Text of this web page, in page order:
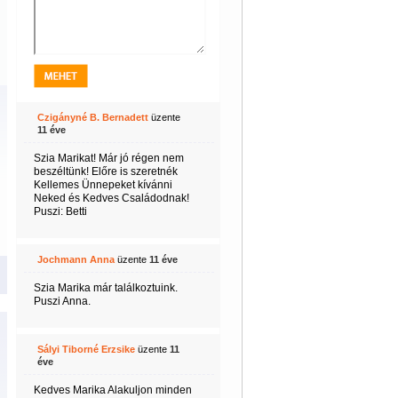
Czigányné B. Bernadettüzente
11 éve
Szia Marikat! Már jó régen nem
beszéltünk! Előre is szeretnék
Kellemes Ünnepeket kívánni
Neked és Kedves Családodnak!
Puszi: Betti
Jochmann Annaüzente 11 éve
Szia Marika már találkoztuink.
Puszi Anna.
Sályi Tiborné Erzsikeüzente 11
éve
Kedves Marika Alakuljon minden